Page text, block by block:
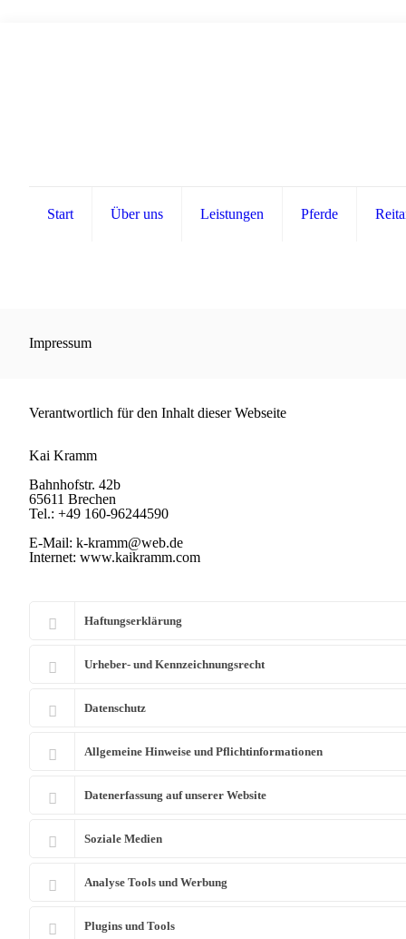
Start Über uns Leistungen Pferde
Impressum
Verantwortlich für den Inhalt dieser Webseite
Kai Kramm
Bahnhofstr. 42b
65611 Brechen
Tel.: +49 160-96244590
E-Mail: k-kramm@web.de
Internet: www.kaikramm.com
Haftungserklärung
Urheber- und Kennzeichnungsrecht
Datenschutz
Allgemeine Hinweise und Pflichtinformationen
Datenerfassung auf unserer Website
Soziale Medien
Analyse Tools und Werbung
Plugins und Tools